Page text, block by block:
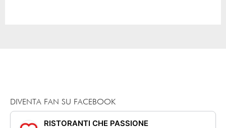
DIVENTA FAN SU FACEBOOK
RISTORANTI CHE PASSIONE